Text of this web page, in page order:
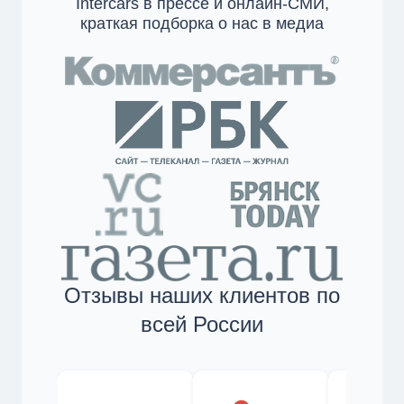
Intercars в прессе и онлайн-СМИ,
краткая подборка о нас в медиа
Отзывы наших клиентов по
всей России